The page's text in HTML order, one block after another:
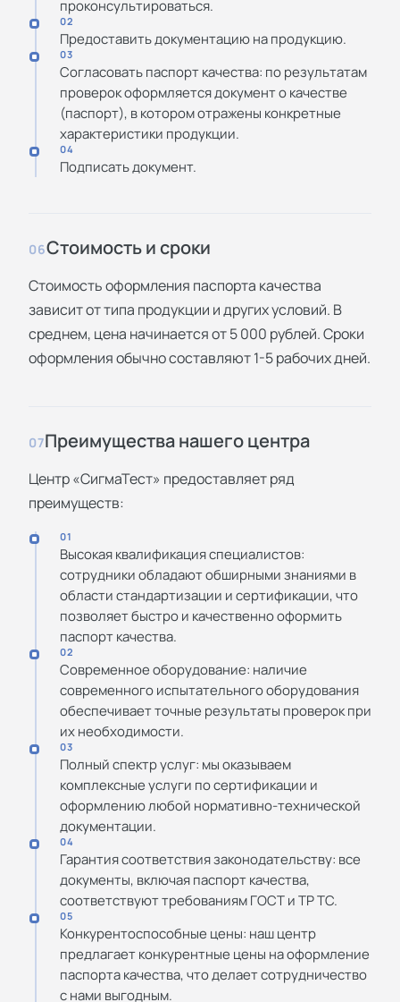
проконсультироваться.
02
Предоставить документацию на продукцию.
03
Согласовать паспорт качества: по результатам
проверок оформляется документ о качестве
(паспорт), в котором отражены конкретные
характеристики продукции.
04
Подписать документ.
06Стоимость и сроки
Стоимость оформления паспорта качества
зависит от типа продукции и других условий. В
среднем, цена начинается от 5 000 рублей. Сроки
оформления обычно составляют 1-5 рабочих дней.
07Преимущества нашего центра
Центр «СигмаТест» предоставляет ряд
преимуществ:
01
Высокая квалификация специалистов:
сотрудники обладают обширными знаниями в
области стандартизации и сертификации, что
позволяет быстро и качественно оформить
паспорт качества.
02
Современное оборудование: наличие
современного испытательного оборудования
обеспечивает точные результаты проверок при
их необходимости.
03
Полный спектр услуг: мы оказываем
комплексные услуги по сертификации и
оформлению любой нормативно-технической
документации.
04
Гарантия соответствия законодательству: все
документы, включая паспорт качества,
соответствуют требованиям ГОСТ и ТР ТС.
05
Конкурентоспособные цены: наш центр
предлагает конкурентные цены на оформление
паспорта качества, что делает сотрудничество
с нами выгодным.